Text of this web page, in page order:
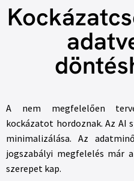
A nem megfelelően
kockázatot hordoznak. Az AI
minimalizálása. Az
jogszabályi megfelelés már
szerepet kap.